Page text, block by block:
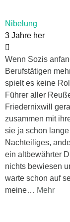
Nibelung
3 Jahre her
Wenn Sozis
Berufstätigen
spielt es keine
Führer aller
Friedernixwill
zusammen mit
sie ja schon
Nachteiliges,
ein altbewährter
nichts bewiesen
warte schon auf
meine… Mehr